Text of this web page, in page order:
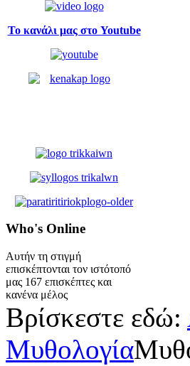
Το κανάλι μας στο Youtube
Who's Online
Αυτήν τη στιγμή
επισκέπτονται τον ιστότοπό
μας 167 επισκέπτες και
κανένα μέλος
Βρίσκεστε εδώ:
Μυθολογία